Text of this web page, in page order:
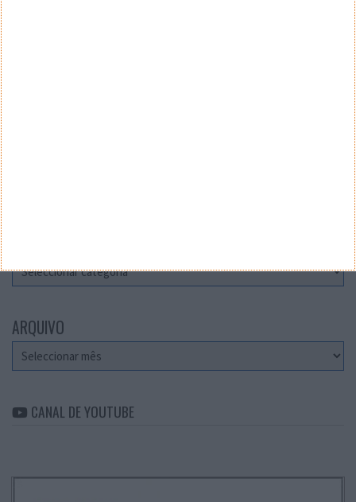
ARQUIVO
Arquivo
CANAL DE YOUTUBE